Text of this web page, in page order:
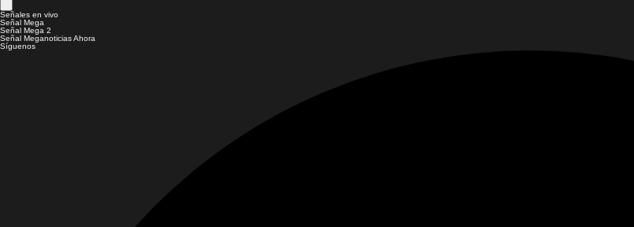
Señales en vivo
Señal Mega
Señal Mega 2
Señal Meganoticias Ahora
Síguenos